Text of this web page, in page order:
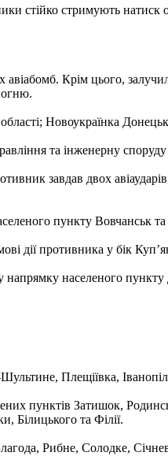
стійко стримують натиск
Крім цього,
Новоукраїнка
та інженерну
завдав двох
пункту Вовчанськ та
дії противника у бік
населеного
Плещіївка,
пунктів Затишок,
Білицького та Філії.
Рибне, Солодке,